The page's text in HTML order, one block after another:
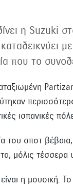
η Suzuki
που το
ισπανικές
σποτ βέβαια,
μόλις
η μουσική.